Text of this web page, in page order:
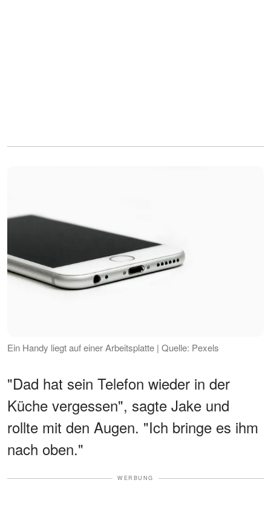
Ein Handy liegt auf einer Arbeitsplatte | Quelle: Pexels
"Dad hat sein Telefon wieder in der
Küche vergessen", sagte Jake und
rollte mit den Augen. "Ich bringe es ihm
nach oben."
WERBUNG